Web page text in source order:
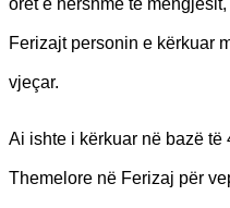
Ferizajt personin e kërkuar
vjeçar.
Ai ishte i kërkuar në bazë të
Themelore në Ferizaj për